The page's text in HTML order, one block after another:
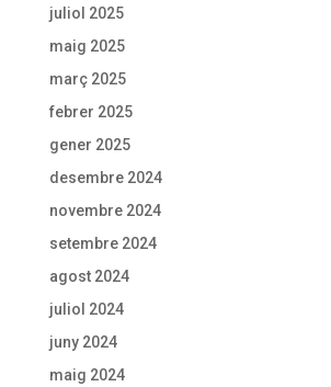
juliol 2025
maig 2025
març 2025
febrer 2025
gener 2025
desembre 2024
novembre 2024
setembre 2024
agost 2024
juliol 2024
juny 2024
maig 2024